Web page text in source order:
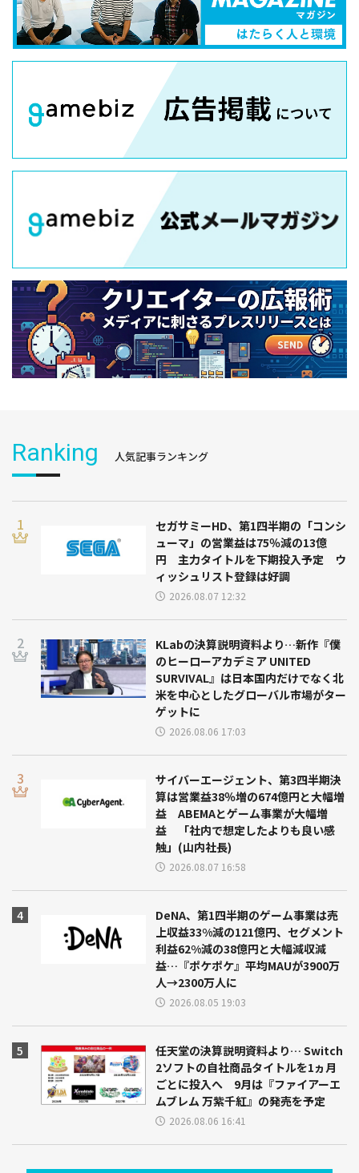
Ranking 人気記事ランキング
セガサミーHD、第1四半期の「コンシ
ューマ」の営業益は75％減の13億
円 主力タイトルを下期投入予定 ウ
ィッシュリスト登録は好調
2026.08.07 12:32
KLabの決算説明資料より…新作『僕
のヒーローアカデミア UNITED
SURVIVAL』は日本国内だけでなく北
米を中心としたグローバル市場がター
ゲットに
2026.08.06 17:03
サイバーエージェント、第3四半期決
算は営業益38％増の674億円と大幅増
益 ABEMAとゲーム事業が大幅増
益 「社内で想定したよりも良い感
触」(山内社長)
2026.08.07 16:58
DeNA、第1四半期のゲーム事業は売
上収益33%減の121億円、セグメント
利益62%減の38億円と大幅減収減
益…『ポケポケ』平均MAUが3900万
人→2300万人に
2026.08.05 19:03
任天堂の決算説明資料より… Switch
2ソフトの自社商品タイトルを1ヵ月
ごとに投入へ 9月は『ファイアーエ
ムブレム 万紫千紅』の発売を予定
2026.08.06 16:41